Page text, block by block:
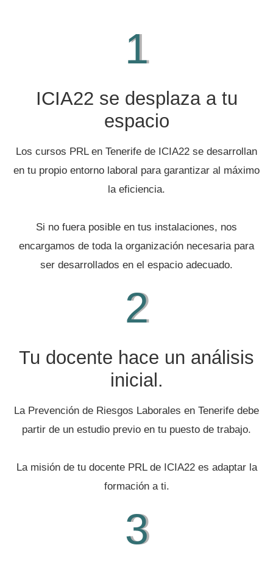
1
ICIA22 se desplaza a tu
espacio
Los cursos PRL en Tenerife de ICIA22 se desarrollan
en tu propio entorno laboral para garantizar al máximo
la eficiencia.
Si no fuera posible en tus instalaciones, nos
encargamos de toda la organización necesaria para
ser desarrollados en el espacio adecuado.
2
Tu docente hace un análisis
inicial.
La Prevención de Riesgos Laborales en Tenerife debe
partir de un estudio previo en tu puesto de trabajo.
La misión de tu docente PRL de ICIA22 es adaptar la
formación a ti.
3